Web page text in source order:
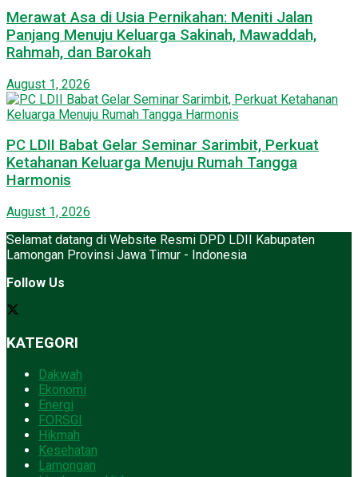
Merawat Asa di Usia Pernikahan: Meniti Jalan
Panjang Menuju Keluarga Sakinah, Mawaddah,
Rahmah, dan Barokah
August 1, 2026
PC LDII Babat Gelar Seminar Sarimbit, Perkuat
Ketahanan Keluarga Menuju Rumah Tangga
Harmonis
August 1, 2026
Selamat datang di Website Resmi DPD LDII Kabupaten
Lamongan Provinsi Jawa Timur - Indonesia
Follow Us
KATEGORI
Dakwah
Ekonomi
Energi
FORSGI
Hikmah
Kesehatan
Lamongan